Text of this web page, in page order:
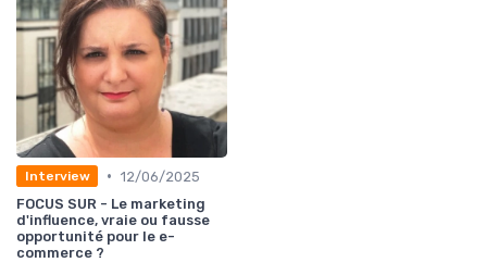
Interview • 12/06/2025
FOCUS SUR - Le marketing
d'influence, vraie ou fausse
opportunité pour le e-
commerce ?